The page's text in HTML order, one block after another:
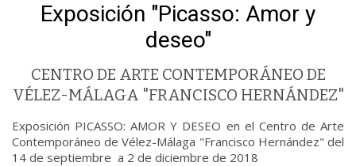
Exposición "Picasso: Amor y
deseo"
CENTRO DE ARTE CONTEMPORÁNEO DE
VÉLEZ-MÁLAGA "FRANCISCO HERNÁNDEZ"
Exposición PICASSO: AMOR Y DESEO en el Centro de Arte
Contemporáneo de Vélez-Málaga "Francisco Hernández" del
14 de septiembre a 2 de diciembre de 2018